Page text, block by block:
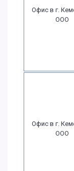
Офис в г.
ООО
Офис в г.
ООО